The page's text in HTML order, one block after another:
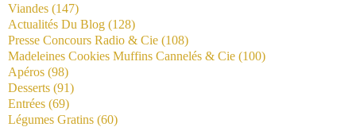
Viandes (147)
Actualités Du Blog (128)
Presse Concours Radio & Cie (108)
Madeleines Cookies Muffins Cannelés & Cie (100)
Apéros (98)
Desserts (91)
Entrées (69)
Légumes Gratins (60)